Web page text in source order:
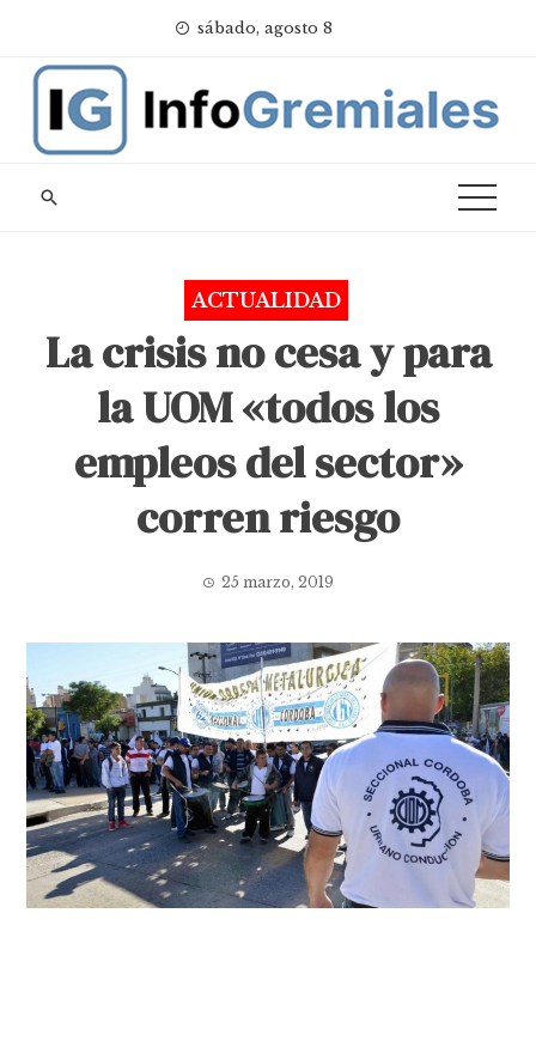
content
sábado, agosto 8
ACTUALIDAD
La crisis no cesa y para
la UOM «todos los
empleos del sector»
corren riesgo
25 marzo, 2019